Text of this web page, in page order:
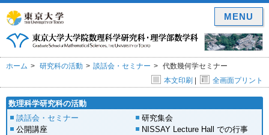
ホーム 研究科の活動 談話会・セミナー
代数幾何学セミナー
本文印刷 | 全画面プリント
数理科学研究科の活動
談話会・セミナー
研究集会
公開講座
NISSAY Lecture Hall での行事
MENU